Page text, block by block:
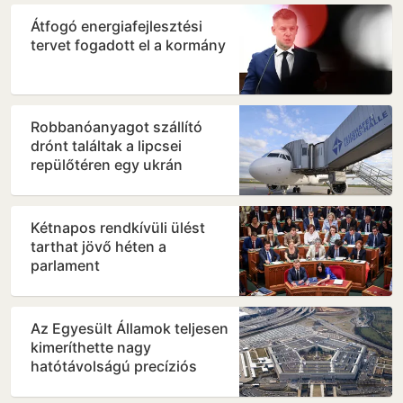
Átfogó energiafejlesztési
tervet fogadott el a kormány
Robbanóanyagot szállító
drónt találtak a lipcsei
repülőtéren egy ukrán
Kétnapos rendkívüli ülést
tarthat jövő héten a
parlament
Az Egyesült Államok teljesen
kimeríthette nagy
hatótávolságú precíziós